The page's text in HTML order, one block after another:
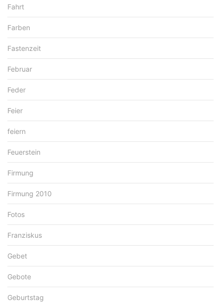
Fahrt
Farben
Fastenzeit
Februar
Feder
Feier
feiern
Feuerstein
Firmung
Firmung 2010
Fotos
Franziskus
Gebet
Gebote
Geburtstag